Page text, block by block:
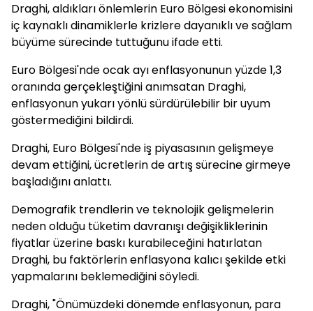
Draghi, aldıkları önlemlerin Euro Bölgesi ekonomisini
iç kaynaklı dinamiklerle krizlere dayanıklı ve sağlam
büyüme sürecinde tuttuğunu ifade etti.
Euro Bölgesi'nde ocak ayı enflasyonunun yüzde 1,3
oranında gerçekleştiğini anımsatan Draghi,
enflasyonun yukarı yönlü sürdürülebilir bir uyum
göstermediğini bildirdi.
Draghi, Euro Bölgesi'nde iş piyasasının gelişmeye
devam ettiğini, ücretlerin de artış sürecine girmeye
başladığını anlattı.
Demografik trendlerin ve teknolojik gelişmelerin
neden olduğu tüketim davranışı değişikliklerinin
fiyatlar üzerine baskı kurabileceğini hatırlatan
Draghi, bu faktörlerin enflasyona kalıcı şekilde etki
yapmalarını beklemediğini söyledi.
Draghi, "Önümüzdeki dönemde enflasyonun, para